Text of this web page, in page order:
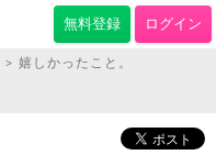
無料登録 ログイン
> 嬉しかったこと。